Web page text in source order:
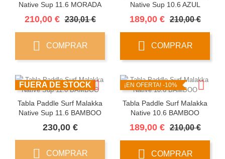
Native Sup 11.6 MORADA
210,00 € Precio
230,01 €Precio
COMPRAR
Native Sup 10.6 AZUL
189,00 € Precio
210,00 €
COMPRAR
FUERA DE STOCK
Tabla Paddle Surf Malakka
Native Sup 11.6 BAMBOO
230,00 €Precio
COMPRAR
¡EN OFERTA! -10%
Tabla Paddle Surf Malakka
Native 10.6 BAMBOO
189,00 € Precio
210,00 €
COMPRAR